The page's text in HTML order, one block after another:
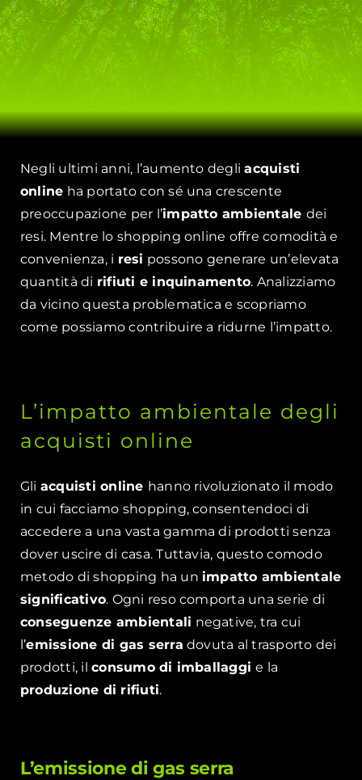
Negli ultimi anni, l’aumento degliacquisti
online ha portato con sé una crescente
preoccupazione per l’impatto ambientale dei
resi. Mentre lo shopping online offre comodità e
convenienza, i resi possono generare un’elevata
quantità di rifiuti e inquinamento. Analizziamo
da vicino questa problematica e scopriamo
come possiamo contribuire a ridurne l’impatto.
L’impatto ambientale degli
acquisti online
Gli acquisti online hanno rivoluzionato il modo
in cui facciamo shopping, consentendoci di
accedere a una vasta gamma di prodotti senza
dover uscire di casa. Tuttavia, questo comodo
metodo di shopping ha un impatto ambientale
significativo. Ogni reso comporta una serie di
conseguenze ambientali negative, tra cui
l’emissione di gas serra dovuta al trasporto dei
prodotti, ilconsumo di imballaggie la
produzione di rifiuti.
L’emissione di gas serra